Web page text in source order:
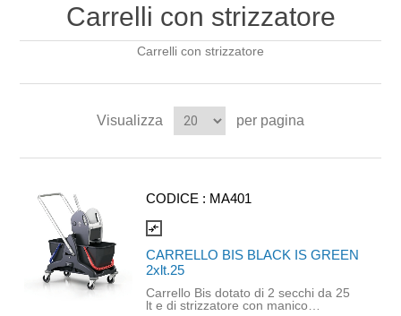
Carrelli con strizzatore
Carrelli con strizzatore
Visualizza per pagina
CODICE : MA401
compare_arrows
CARRELLO BIS BLACK IS GREEN
2xlt.25
Carrello Bis dotato di 2 secchi da 25
lt e di strizzatore con manico